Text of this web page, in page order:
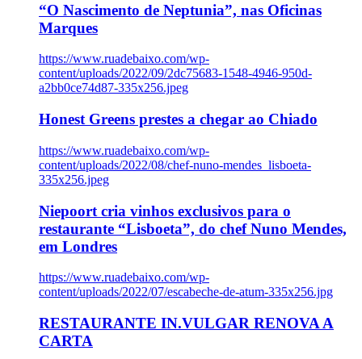
“O Nascimento de Neptunia”, nas Oficinas
Marques
https://www.ruadebaixo.com/wp-
content/uploads/2022/09/2dc75683-1548-4946-950d-
a2bb0ce74d87-335x256.jpeg
Honest Greens prestes a chegar ao Chiado
https://www.ruadebaixo.com/wp-
content/uploads/2022/08/chef-nuno-mendes_lisboeta-
335x256.jpeg
Niepoort cria vinhos exclusivos para o
restaurante “Lisboeta”, do chef Nuno Mendes,
em Londres
https://www.ruadebaixo.com/wp-
content/uploads/2022/07/escabeche-de-atum-335x256.jpg
RESTAURANTE IN.VULGAR RENOVA A
CARTA